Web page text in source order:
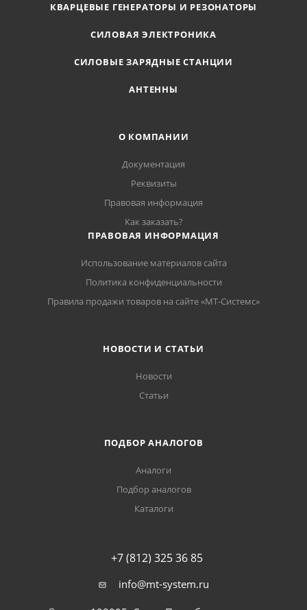
КВАРЦЕВЫЕ ГЕНЕРАТОРЫ И РЕЗОНАТОРЫ
СИЛОВАЯ ЭЛЕКТРОНИКА
СИЛОВЫЕ ЗАРЯДНЫЕ СТАНЦИИ
АНТЕННЫ
О КОМПАНИИ
Документация
Реквизиты
Правовая информация
Как заказать?
ПРАВОВАЯ ИНФОРМАЦИЯ
Использование материалов сайта
Политика конфиденциальности
Правила продажи товаров на сайте «МТ-Системс»
НОВОСТИ И СТАТЬИ
Новости
Статьи
ПОДБОР АНАЛОГОВ
Аналоги
Подбор аналогов
Каталоги
+7 (812) 325 36 85
info@mt-system.ru